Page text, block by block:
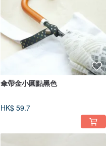
傘帶金小圓點黑色
HK$ 59.7